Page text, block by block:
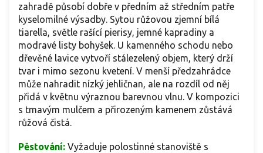
zahradě působí dobře v předním až středním patře
kyselomilné výsadby. Sytou růžovou zjemní bílá
tiarella, světle rašící pierisy, jemné kapradiny a
modravé listy bohyšek. U kamenného schodu nebo
dřevěné lavice vytvoří stálezelený objem, který drží
tvar i mimo sezonu kvetení. V menší předzahrádce
může nahradit nízký jehličnan, ale na rozdíl od něj
přidá v květnu výraznou barevnou vlnu. V kompozici
s tmavým mulčem a přirozeným kamenem zůstává
růžová čistá.
Pěstování: Vyžaduje polostinné stanoviště s